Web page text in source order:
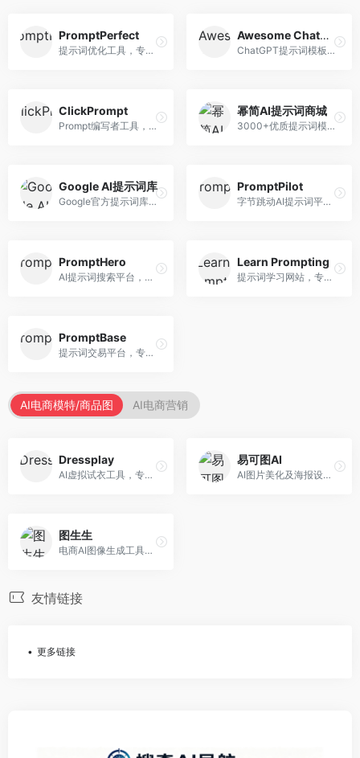
PromptPerfect
提示词优化工具，专注于提示词质量提升。面向AI用户，提供提示词优化、效果测试、版本对比等服务，提示词优化专业。
Awesome ChatGPT Prompts
ChatGPT提示词模板库，专注于实用提示词收集。面向ChatGPT用户，提供提示词模板、使用场景、效果展示等资源，模板实用性强。
ClickPrompt
Prompt编写者工具，专注于提示词创作辅助。面向提示词创作者，提供提示词编辑、测试、分享等服务，创作工具完善。
幂简AI提示词商城
3000+优质提示词模板平台，专注于中文提示词。面向中文AI用户，提供提示词模板、分类检索、一键使用等服务，中文提示词丰富。
Google AI提示词库
Google官方提示词库，专注于Gemini模型优化。面向开发者，提供官方提示词指南、最佳实践、示例代码等资源，权威性强。
PromptPilot
字节跳动AI提示词平台，专注于提示词优化与管理。面向AI用户，提供提示词优化、效果测试、团队协作等服务，企业级功能完善。
PromptHero
AI提示词搜索平台，整合多种AI工具提示词资源。面向AI创作者，提供提示词搜索、模板库、社区分享等服务，提示词资源丰富。
Learn Prompting
提示词学习网站，专注于提示词工程教育。面向AI学习者，提供提示词教程、最佳实践、案例研究等资源，教学内容系统。
PromptBase
提示词交易平台，专注于高质量提示词买卖。面向AI创作者，提供提示词交易、模板购买、创作者收益等服务，提示词质量高。
AI电商模特/商品图 AI电商营销
Dressplay
AI虚拟试衣工具，专注于服装电商体验。面向服装电商，提供虚拟试穿、尺码推荐、穿搭建议等服务，试衣体验真实。
易可图AI
AI图片美化及海报设计平台，专注于电商视觉设计。面向电商卖家，提供图片美化、海报设计、营销素材等服务，设计效率高。
图生生
电商AI图像生成工具，专注于商品图创作。面向电商卖家，提供商品图生成、背景替换、批量处理等服务，商品图质量高。
友情链接
更多链接